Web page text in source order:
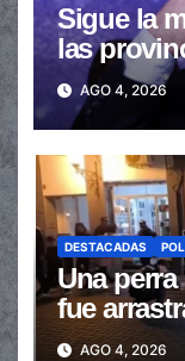
Sigue la
las
AGO 4, 2026
DESTACADAS
Una
fue
en la
AGO 4, 2026